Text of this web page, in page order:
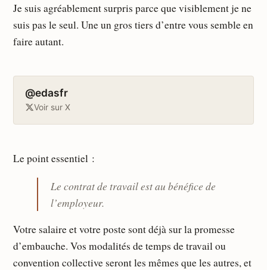
Je suis agréablement surpris parce que visiblement je ne
suis pas le seul. Une un gros tiers d’entre vous semble en
faire autant.
@edasfr
Voir sur X
Le point essentiel :
Le contrat de travail est au bénéfice de
l’employeur.
Votre salaire et votre poste sont déjà sur la promesse
d’embauche. Vos modalités de temps de travail ou
convention collective seront les mêmes que les autres, et